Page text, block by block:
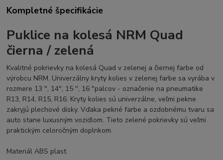
Kompletné špecifikácie
Puklice na kolesá NRM Quad
čierna / zelená
Kvalitné pokrievky na kolesá Quad v zelenej a čiernej farbe od
výrobcu NRM. Univerzálny kryty kolies v zelenej farbe sa vyrába v
rozmere 13 ", 14", 15 '', 16 "palcov - označenie na pneumatike
R13, R14, R15, R16. Kryty kolies sú univerzálne, veľmi pekne
zakryjú plechové disky. Vďaka pekné farbe a ozdobnému tvaru sa
auto stane luxusným vozidlom. Tieto zelené pokrievky sú veľmi
praktickým celoročným doplnkom.
Materiál ABS plast.